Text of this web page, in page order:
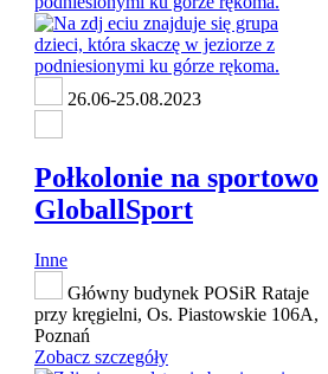
26.06-25.08.2023
Połkolonie na sportowo
GloballSport
Inne
Główny budynek POSiR Rataje
przy kręgielni, Os. Piastowskie 106A,
Poznań
Zobacz szczegóły